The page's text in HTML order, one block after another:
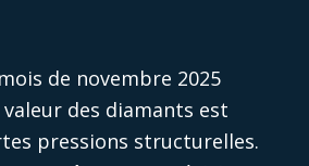
de novembre 2025
des diamants est
pressions structurelles.